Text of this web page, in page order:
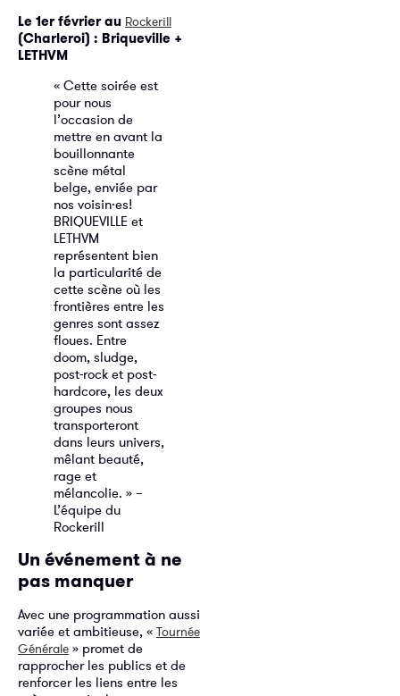
Le 1er février au Rockerill
(Charleroi) : Briqueville +
LETHVM
« Cette soirée est
pour nous
l’occasion de
mettre en avant la
bouillonnante
scène métal
belge, enviée par
nos voisin·es!
BRIQUEVILLE et
LETHVM
représentent bien
la particularité de
cette scène où les
frontières entre les
genres sont assez
floues. Entre
doom, sludge,
post-rock et post-
hardcore, les deux
groupes nous
transporteront
dans leurs univers,
mêlant beauté,
rage et
mélancolie. » –
L’équipe du
Rockerill
Un événement à ne
pas manquer
Avec une programmation aussi
variée et ambitieuse, « Tournée
Générale » promet de
rapprocher les publics et de
renforcer les liens entre les